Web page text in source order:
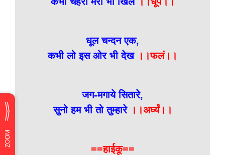
धूल चन्दन एक,
कभी लो इस ओर भी देख।।फलं।।
जग-मगाये सितारे,
सुनो हम भी तो तुम्हारे।।अर्घ्यं।।
==हाईकू==